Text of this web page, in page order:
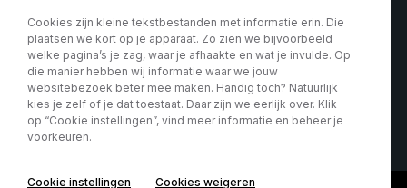
Zaterdag na 14:00
alleen op afspraak
Cookies zijn kleine tekstbestanden met informatie erin. Die
plaatsen we kort op je apparaat. Zo zien we bijvoorbeeld
welke pagina’s je zag, waar je afhaakte en wat je invulde. Op
die manier hebben wij informatie waar we jouw
websitebezoek beter mee maken. Handig toch? Natuurlijk
kies je zelf of je dat toestaat. Daar zijn we eerlijk over. Klik
op “Cookie instellingen”, vind meer informatie en beheer je
voorkeuren.
Cookie instellingen Cookies weigeren